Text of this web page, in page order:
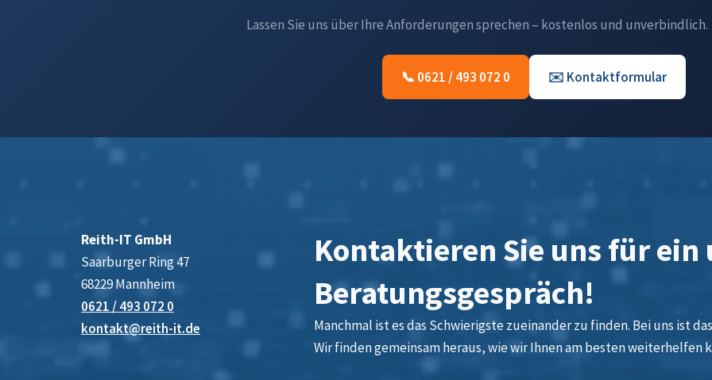
Lassen Sie uns über Ihre Anforderungen sprechen – kostenlos und unverbindlich.
📞 0621 / 493 072 0 ✉️ Kontaktformular
Reith-IT GmbH
Saarburger Ring 47
68229 Mannheim
0621 / 493 072 0
kontakt@reith-it.de
Kontaktieren Sie uns für
Beratungsgespräch!
Manchmal ist es das Schwierigste zueinander zu finden. Bei uns ist
Wir finden gemeinsam heraus, wie wir Ihnen am besten weiterhelfen